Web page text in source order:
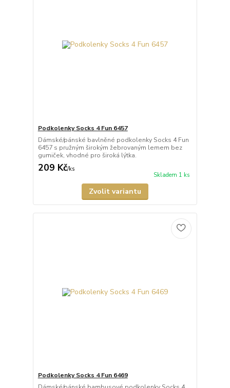
Podkolenky Socks 4 Fun 6457
Dámské/pánské bavlněné podkolenky Socks 4 Fun
6457 s pružným širokým žebrovaným lemem bez
gumiček, vhodné pro široká lýtka.
209 Kč/ks
Skladem 1 ks
Zvolit variantu
Podkolenky Socks 4 Fun 6469